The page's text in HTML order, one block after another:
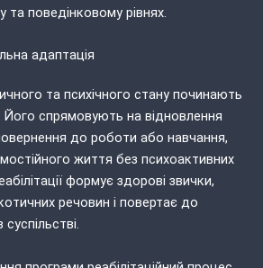
та поведінковому рівнях.
адаптація
та психічного стану починають
Його спрямовують на відновлення
до роботи або навчання,
життя без психоактивних
формує здорові звички,
речовин і повертає до